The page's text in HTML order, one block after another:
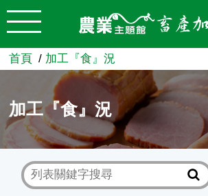
跳到主要內容
農業知識入口網
首頁 加工『食』況
加工『食』況